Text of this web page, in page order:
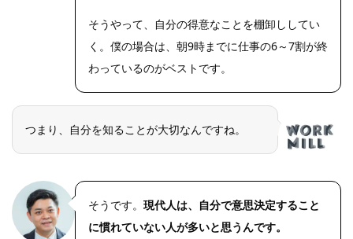
そうやって、自分の得意なことを棚卸ししてい
く。僕の場合は、朝9時までに仕事の6～7割が終
わっているのがベストです。
つまり、自分を知ることが大切なんですね。
そうです。 現代人は、自分で意思決定すること
に慣れていない人が多いと思うんです。